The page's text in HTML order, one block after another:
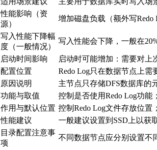
性能影响（资
源）
增加磁盘负载（额外写Redo
写入性能下降幅
度（一般情况）
写入性能会下降，一般在
启动时间影响 启动时可能增加：需要对上
配置位置 Redo Log只在数据节点上
原因说明 主节点只存储DFS数据库的
功能与取值 控制是否使用Redo Log功能
作用与默认位置 控制Redo Log文件存放位置
性能建议 一般建议设置到SSD上以获
目录配置注意事
项
不同数据节点应分别设置不